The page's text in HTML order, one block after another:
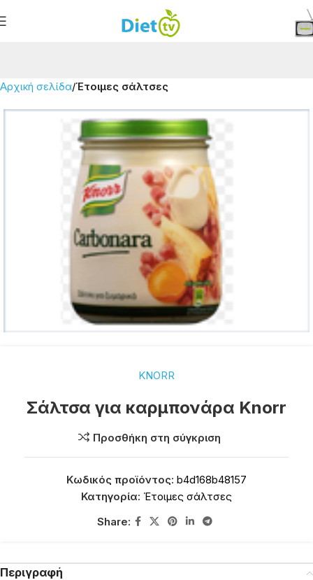
Αρχική σελίδα Έτοιμες σάλτσες
KNORR
Σάλτσα για καρμπονάρα Knorr
Προσθήκη στη σύγκριση
Κωδικός προϊόντος: b4d168b48157
Κατηγορία: Έτοιμες σάλτσες
Share:
Περιγραφή